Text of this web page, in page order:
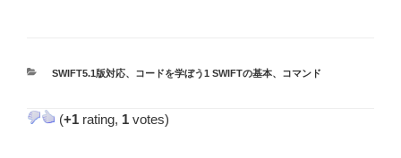
カ
リ
SWIFT5.1版対応、 コードを学ぼう1 SWIFTの基本、 コマンド
(+1 rating, 1 votes)